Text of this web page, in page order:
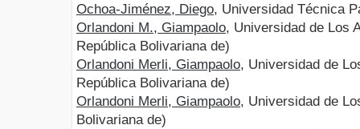
Ochoa-Jiménez, Diego, Universidad Técnica
Orlandoni M., Giampaolo, Universidad de Los
República Bolivariana de)
Orlandoni Merli, Giampaolo, Universidad de
República Bolivariana de)
Orlandoni Merli, Giampaolo, Universidad de
Bolivariana de)